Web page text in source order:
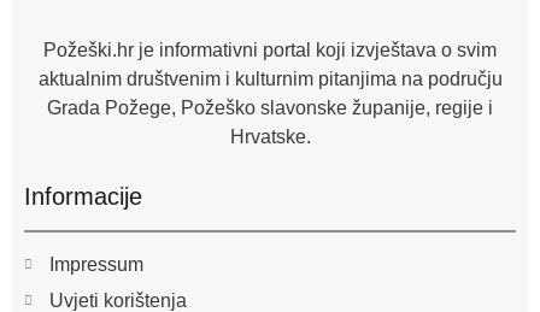
f
Požeški.hr je informativni portal koji izvještava o svim
aktualnim društvenim i kulturnim pitanjima na području
Grada Požege, Požeško slavonske županije, regije i
Hrvatske.
Informacije
Impressum
Uvjeti korištenja